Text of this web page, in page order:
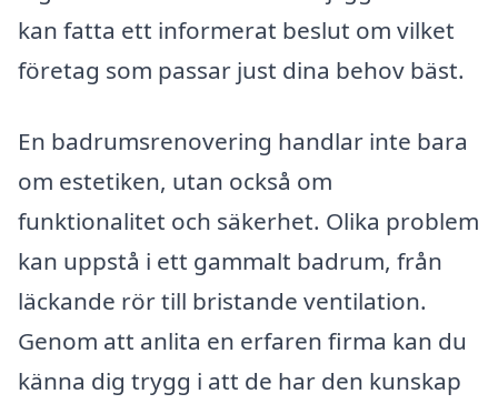
kan fatta ett informerat beslut om vilket
företag som passar just dina behov bäst.
En badrumsrenovering handlar inte bara
om estetiken, utan också om
funktionalitet och säkerhet. Olika problem
kan uppstå i ett gammalt badrum, från
läckande rör till bristande ventilation.
Genom att anlita en erfaren firma kan du
känna dig trygg i att de har den kunskap